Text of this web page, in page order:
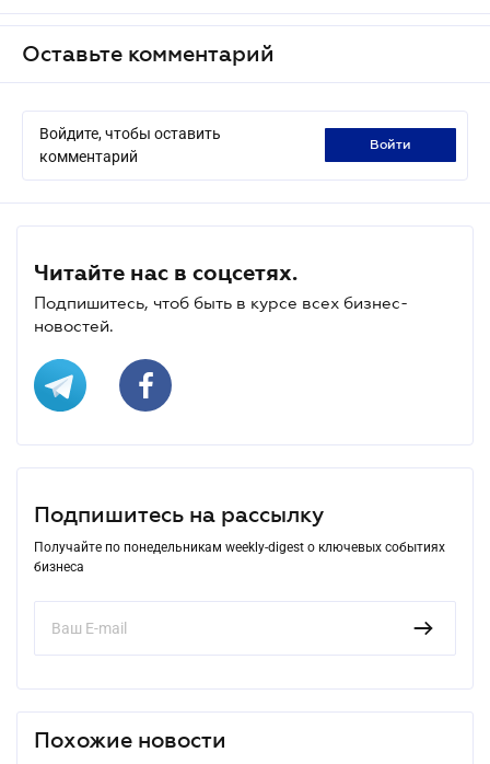
Оставьте комментарий
Войдите, чтобы оставить
комментарий
войти
Читайте нас в соцсетях.
Подпишитесь, чтоб быть в курсе всех бизнес-
новостей.
Подпишитесь на рассылку
Получайте по понедельникам weekly-digest о ключевых событиях
бизнеса
Похожие новости